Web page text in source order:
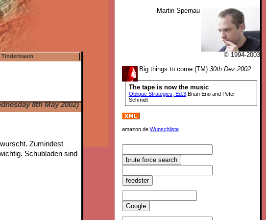
Tindertraum
8th May 2002)
Zumindest
Schubladen sind
Martin Spernau
© 1994-2003
Big things to come (TM)30th Dez 2002
The tape is now the music
Oblique Strategies, Ed.3Brian Eno and Peter
Schmidt
amazon.deWunschliste